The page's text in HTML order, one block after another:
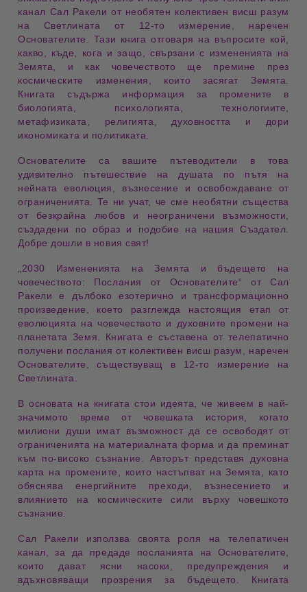
канал Сал Ракели от необятен колективен висш разум
на Светлината от 12-то измерение
, наречен
Основателите
. Тази книга отговаря на въпросите кой,
какво, къде, кога и защо
, свързани с измененията на
Земята , и как човечеството ще премине през
космическите изменения
, които засягат Земята.
Книгата съдържа информация за промените
в
биологията
психологията технологиите
метафизиката
религията духовността
и дори
икономиката и политиката
Основателите са вашите пътеводители
в това
удивително пътешествие на душата по пътя на
нейнатаеволюция възнесение иосвобождаване от
ограниченията . Те ни учат, че сме необятни същества
от безкрайна любов и неограничени възможности
създадени пообраз и подобие на нашия Създател
Добре дошли в новия свят!
„2030 Измененията на Земята и бъдещето на
човечеството: Послания от Основателите“ от Сал
Ракели е дълбоко езотерично и трансформационно
произведение, което разглежда настоящия етап от
еволюцията на човечеството и духовните промени на
планетата Земя. Книгата е съставена от телепатично
получени послания от колективен висш разум, наречен
Основателите
, съществуващ в 12-то измерение на
Светлината
В основата на книгата стои идеята, че живеем в най-
значимото време от човешката история, когато
милиони души имат възможност да сеосвободят от
ограниченията на материалната форма и да преминат
към по-високо съзнание . Авторът представя духовна
карта на промените, които настъпват на Земята, като
обясняваенергийните преходи възнесението
и
влиянието на космическите сили
върху човешкото
съзнание.
Сал Ракели използва своята роля на телепатичен
канал
, за да предаде посланията на Основателите,
които дават ясни насоки предупреждения
и
вдъхновяващи прозрения за бъдещето. Книгата